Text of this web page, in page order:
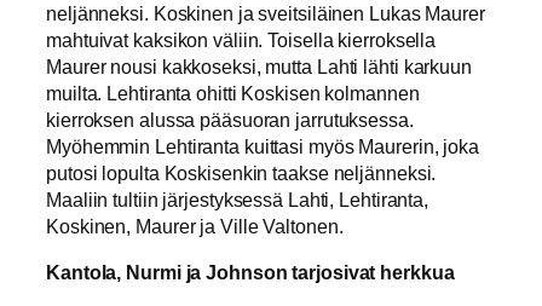
neljänneksi. Koskinen ja sveitsiläinen Lukas Maurer
mahtuivat kaksikon väliin. Toisella kierroksella
Maurer nousi kakkoseksi, mutta Lahti lähti karkuun
muilta. Lehtiranta ohitti Koskisen kolmannen
kierroksen alussa pääsuoran jarrutuksessa.
Myöhemmin Lehtiranta kuittasi myös Maurerin, joka
putosi lopulta Koskisenkin taakse neljänneksi.
Maaliin tultiin järjestyksessä Lahti, Lehtiranta,
Koskinen, Maurer ja Ville Valtonen.
Kantola, Nurmi ja Johnson tarjosivat herkkua